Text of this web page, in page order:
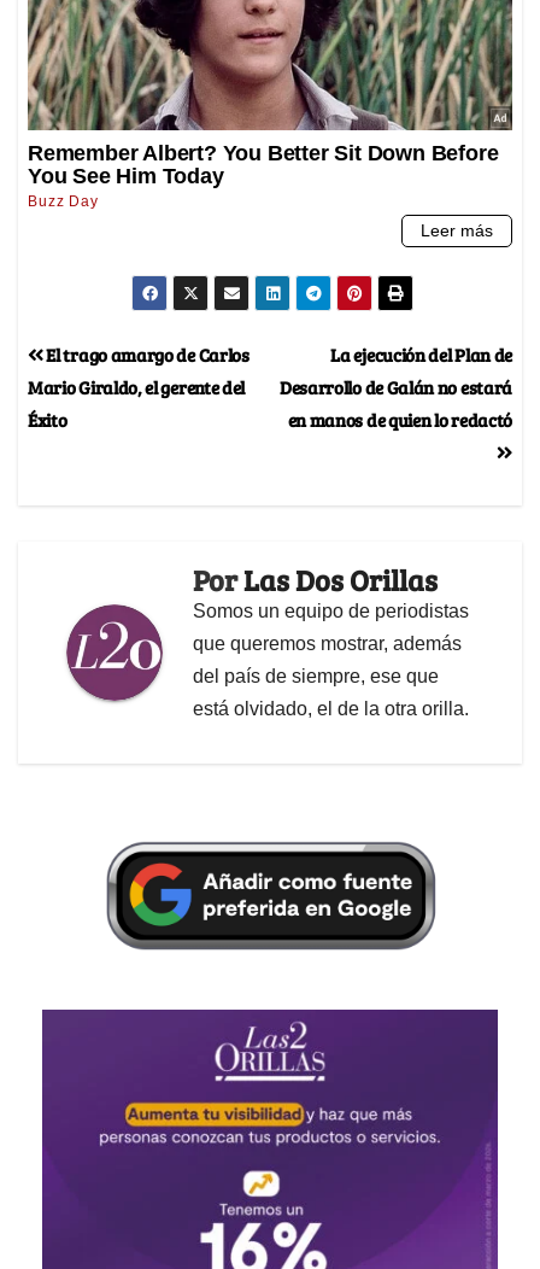
La ejecución del Plan de
Desarrollo de Galán no estará
en manos de quien lo redactó
El trago amargo de Carlos
Mario Giraldo, el gerente del
Éxito
PorLas Dos Orillas
Somos un equipo de periodistas
que queremos mostrar, además
del país de siempre, ese que
está olvidado, el de la otra orilla.